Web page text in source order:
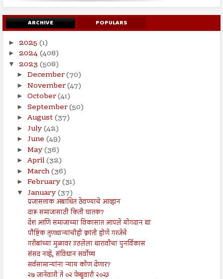
ARCHIVE POPULARS
► 2025 (1)
► 2024(408)
▼ 2023 (508)
► December(70)
► November(47)
► October(41)
► September(50)
► August(37)
► July(42)
► June (49)
► May(36)
► April(32)
► March(36)
► February(31)
▼ January(37)
प्रजासत्ताक अबाधित ठेवण्याचे आव्हान
दारू समाजासाठी किती घातक?
देश आणि समाजाच्या विकासात आपले योगदान द्या
पौष्टिक तृणधान्यांचीही क्रांती होणे गरजेचे
गरीबांच्या मुळावर उठलेला धारावीचा पुनर्विकास
संसद नव्हे, संविधान सर्वोच्च
सर्वसामान्यांना न्याय कोण देणार?
२७ जानेवारी ते ०२ फेब्रुवारी २०२३